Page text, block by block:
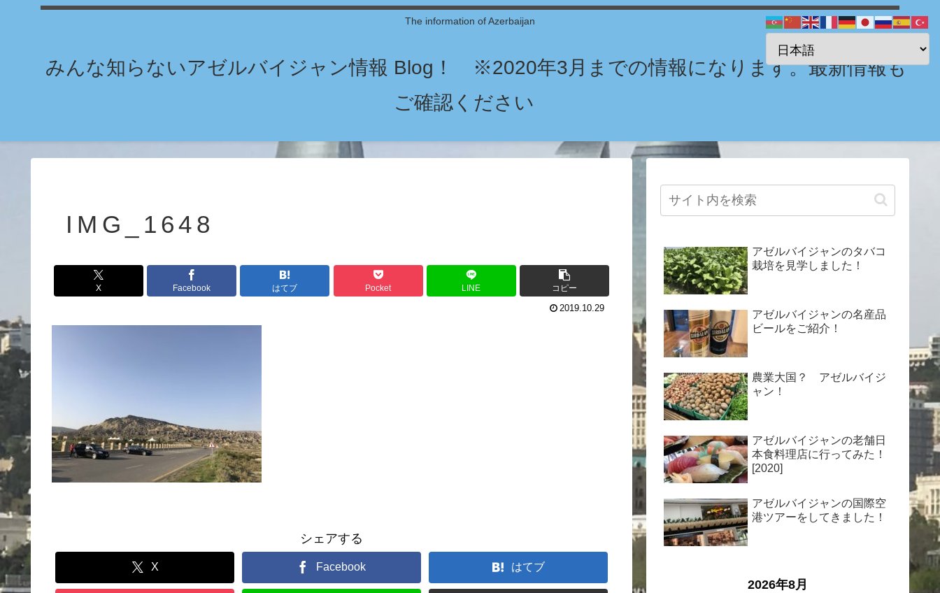
The information of Azerbaijan
みんな知らないアゼルバイジャン情報 Blog！ ※2020年3月までの情報になります。最新情報も
ご確認ください
IMG_1648
X Facebook はてブ Pocket LINE コピー
2019.10.29
シェアする
X Facebook はてブ
アゼルバイジャンのタバコ
栽培を見学しました！
アゼルバイジャンの名産品
ビールをご紹介！
農業大国？ アゼルバイジ
ャン！
アゼルバイジャンの老舗日
本食料理店に行ってみた！
[2020]
アゼルバイジャンの国際空
港ツアーをしてきました！
2026年8月